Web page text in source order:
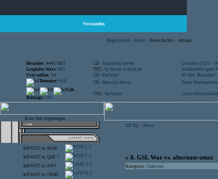
Verstanden
Registration - Suche - News Archiv - Artikel
Besucher: 44417657 CS - SniperWar Server
Goodbye 2025 –
Gespielte Wars: 803 TF2 - by Server-United.de
SofaDaddler goes
User online: 14 CS - FunYard
40 Mio. Beuscher
Benutzer: 618 CS - Mansion Server
Frohe
GB-
Beiträge: 285
CSS - Spelunke Unser
Kein War eingetragen
IsF.WOT vs. HoW 2:1
IsF.WOT vs. QSF-7 2:1
IsF.WOT vs.ANV 1:2
IsF.WOT vs. OFaH 0:2
IsF-Hp > News
» 8. GSL War vs. alternate-attax
Kategorie: Clanwars